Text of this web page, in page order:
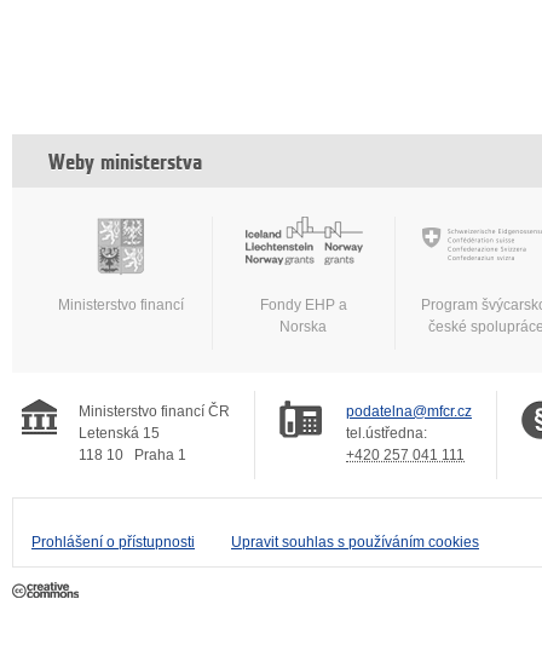
Weby ministerstva
Ministerstvo financí
Fondy EHP a
Norska
Program
české
Ministerstvo financí ČR
Letenská 15
118 10
Praha 1
podatelna@mfcr.cz
tel.ústředna:
+420 257 041 111
Prohlášení o přístupnosti Upravit souhlas s používáním cookies